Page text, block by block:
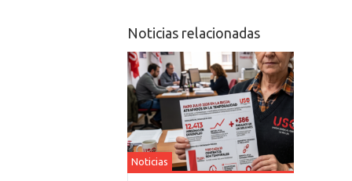
Noticias relacionadas
Noticias